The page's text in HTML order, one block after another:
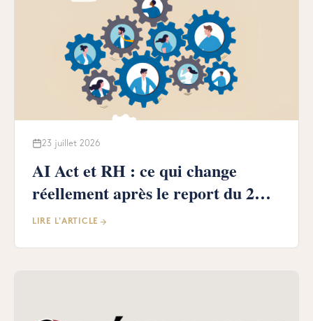
23 juillet 2026
AI Act et RH : ce qui change
réellement après le report du 2
août 2026
LIRE L'ARTICLE